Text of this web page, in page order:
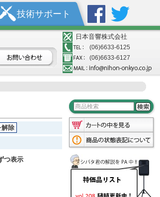
技術サポート
日本音響株式会社
(06)6633-6125
(06)6633-6127
解除
つ表示